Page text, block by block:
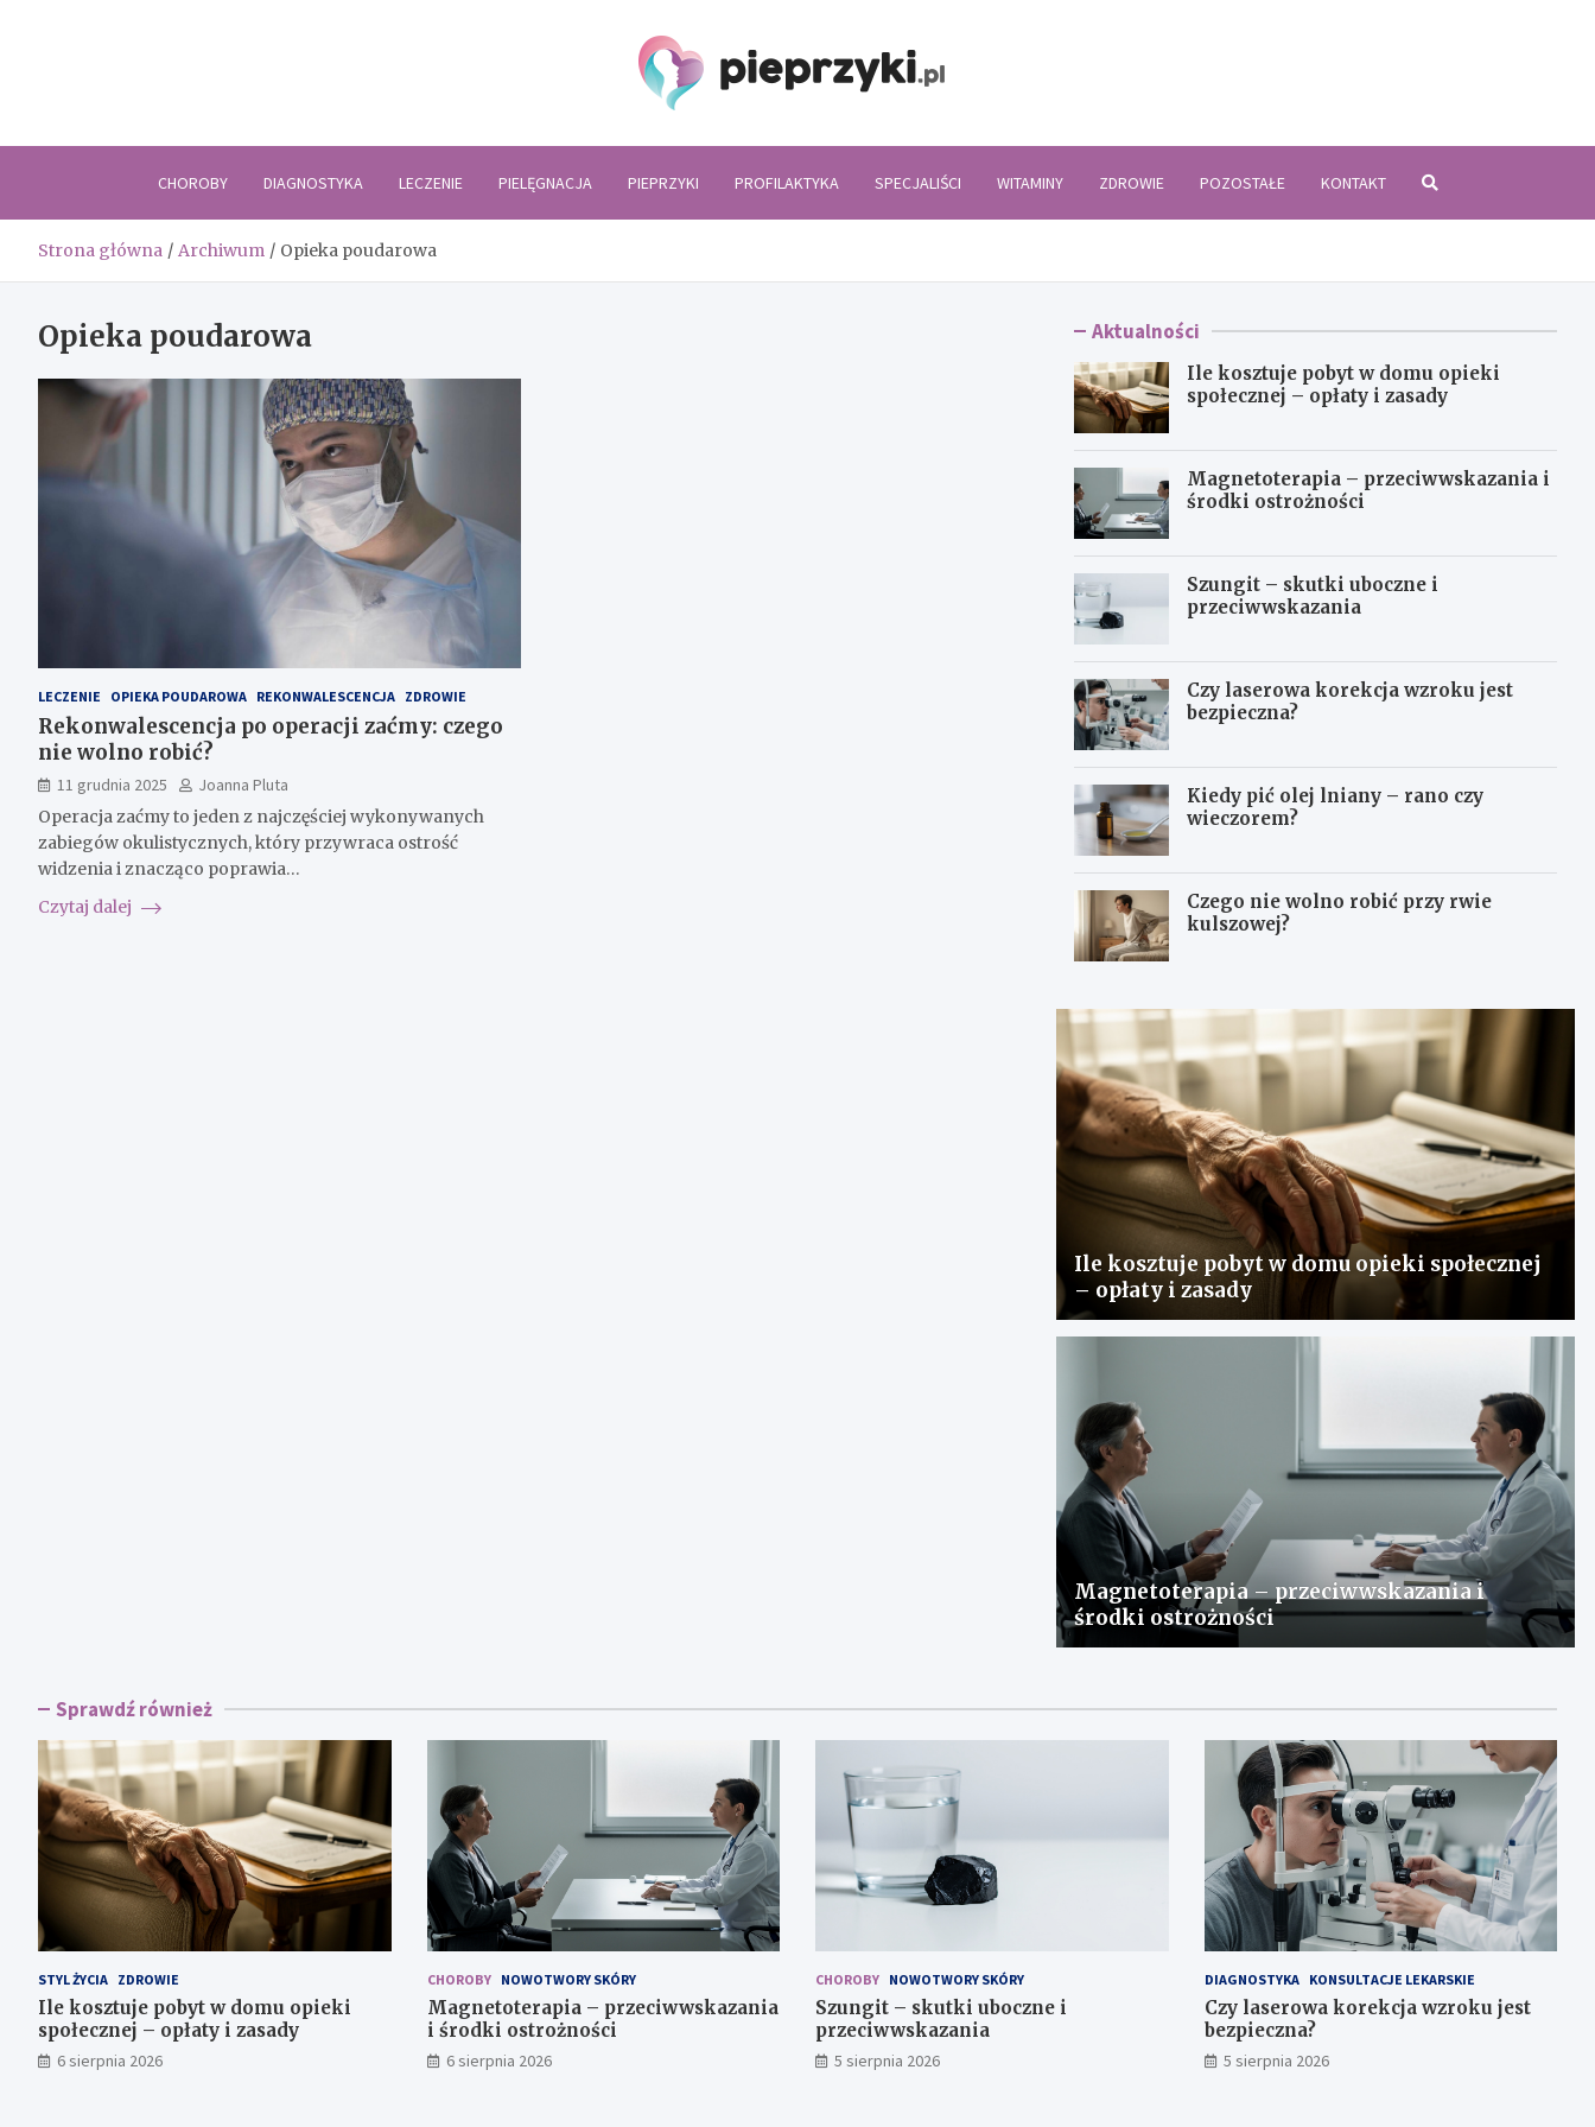
CHOROBY DIAGNOSTYKA LECZENIE PIELĘGNACJA PIEPRZYKI PROFILAKTYKA SPECJALIŚCI WITAMINY ZDROWIE POZOSTAŁE KONTAKT
Strona główna Archiwum Opieka poudarowa
Opieka poudarowa
LECZENIE OPIEKA POUDAROWA REKONWALESCENCJA ZDROWIE
Rekonwalescencja po operacji zaćmy: czego
nie wolno robić?
11 grudnia 2025
Joanna Pluta
Operacja zaćmy to jeden z najczęściej wykonywanych
zabiegów okulistycznych, który przywraca ostrość
widzenia i znacząco poprawia…
Czytaj dalej
Aktualności
Ile kosztuje pobyt w domu opieki
społecznej – opłaty i zasady
Magnetoterapia – przeciwwskazania i
środki ostrożności
Szungit – skutki uboczne i
przeciwwskazania
Czy laserowa korekcja wzroku jest
bezpieczna?
Kiedy pić olej lniany – rano czy
wieczorem?
Czego nie wolno robić przy rwie
kulszowej?
Ile kosztuje pobyt w domu opieki społecznej
– opłaty i zasady
Magnetoterapia – przeciwwskazania i
środki ostrożności
Sprawdź również
STYL ŻYCIA ZDROWIE
Ile kosztuje pobyt w domu opieki
społecznej – opłaty i zasady
6 sierpnia 2026
CHOROBY NOWOTWORY SKÓRY
Magnetoterapia – przeciwwskazania
i środki ostrożności
6 sierpnia 2026
CHOROBY NOWOTWORY SKÓRY
Szungit – skutki uboczne i
przeciwwskazania
5 sierpnia 2026
DIAGNOSTYKA KONSULTACJE LEKARSKIE
Czy laserowa korekcja wzroku jest
bezpieczna?
5 sierpnia 2026